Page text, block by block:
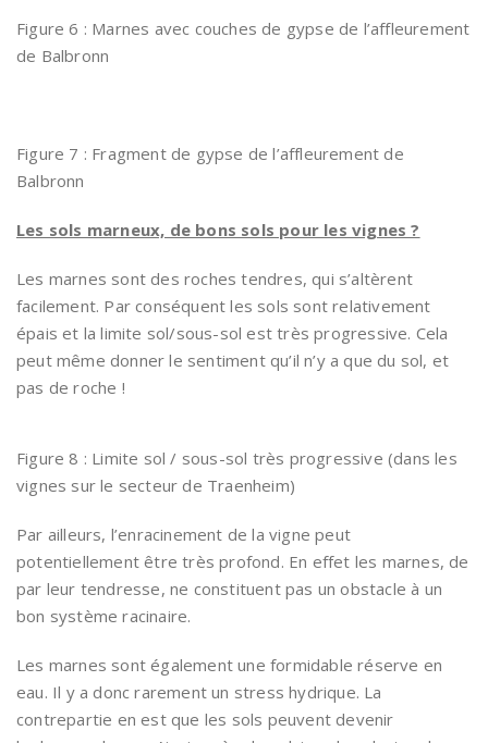
Figure 6 : Marnes avec couches de gypse de l’affleurement
de Balbronn
Figure 7 : Fragment de gypse de l’affleurement de
Balbronn
Les sols marneux, de bons sols pour les vignes ?
Les marnes sont des roches tendres, qui s’altèrent
facilement. Par conséquent les sols sont relativement
épais et la limite sol/sous-sol est très progressive. Cela
peut même donner le sentiment qu’il n’y a que du sol, et
pas de roche !
Figure 8 : Limite sol / sous-sol très progressive (dans les
vignes sur le secteur de Traenheim)
Par ailleurs, l’enracinement de la vigne peut
potentiellement être très profond. En effet les marnes, de
par leur tendresse, ne constituent pas un obstacle à un
bon système racinaire.
Les marnes sont également une formidable réserve en
eau. Il y a donc rarement un stress hydrique. La
contrepartie en est que les sols peuvent devenir